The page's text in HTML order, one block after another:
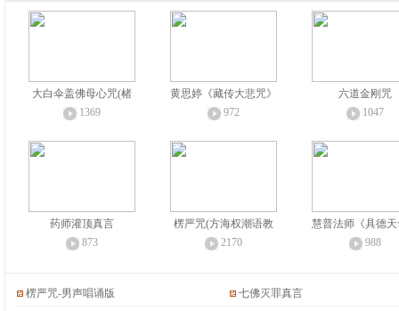
大白伞盖佛母心咒(楮
1369
黄思婷《藏传大悲咒》
972
六道金刚咒
1047
药师灌顶真言
873
楞严咒(方海权潮语教
2170
慧普法师《具德天
988
楞严咒-男声唱诵版 七佛灭罪真言